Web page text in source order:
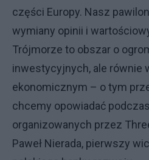
części Europy. Nasz
wymiany opinii i
Trójmorze to obszar o
inwestycyjnych, ale równie
ekonomicznym – o tym
chcemy opowiadać
organizowanych przez
Paweł Nierada, pierwszy